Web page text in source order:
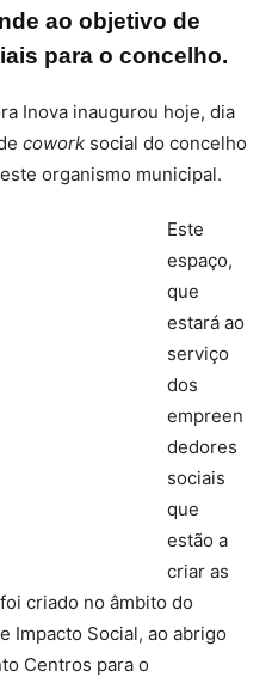
ao objetivo de
para o concelho.
Inova inaugurou hoje, dia
cowork social do concelho
organismo municipal.
Este
espaço,
que
estará ao
serviço
dos
empreen
dedores
sociais
que
estão a
criar as
criado no âmbito do
Impacto Social, ao abrigo
Centros para o